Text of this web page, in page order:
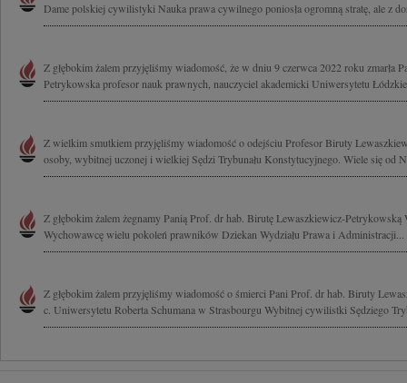
Dame polskiej cywilistyki Nauka prawa cywilnego poniosła ogromną stratę, ale z
Z głębokim żalem przyjęliśmy wiadomość, że w dniu 9 czerwca 2022 roku zmarła
Petrykowska profesor nauk prawnych, nauczyciel akademicki Uniwersytetu
Z wielkim smutkiem przyjęliśmy wiadomość o odejściu Profesor Biruty
osoby, wybitnej uczonej i wielkiej Sędzi Trybunału Konstytucyjnego. Wiele się od
Z głębokim żalem żegnamy Panią Prof. dr hab. Birutę Lewaszkiewicz-
Wychowawcę wielu pokoleń prawników Dziekan Wydziału Prawa i Administracji...
Z głębokim żalem przyjęliśmy wiadomość o śmierci Pani Prof. dr hab. Biruty
c. Uniwersytetu Roberta Schumana w Strasbourgu Wybitnej cywilistki Sędziego